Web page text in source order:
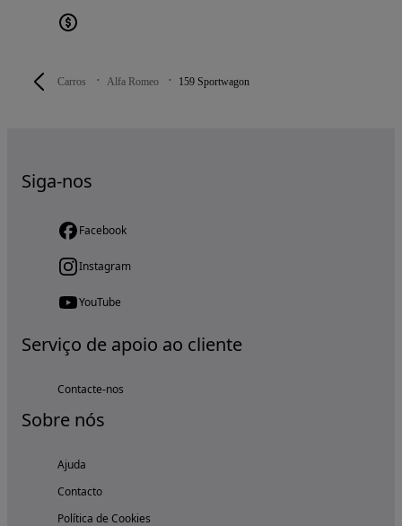
Carros Alfa Romeo 159 Sportwagon
Siga-nos
Facebook
Instagram
YouTube
Serviço de apoio ao cliente
Contacte-nos
Sobre nós
Ajuda
Contacto
Política de Cookies